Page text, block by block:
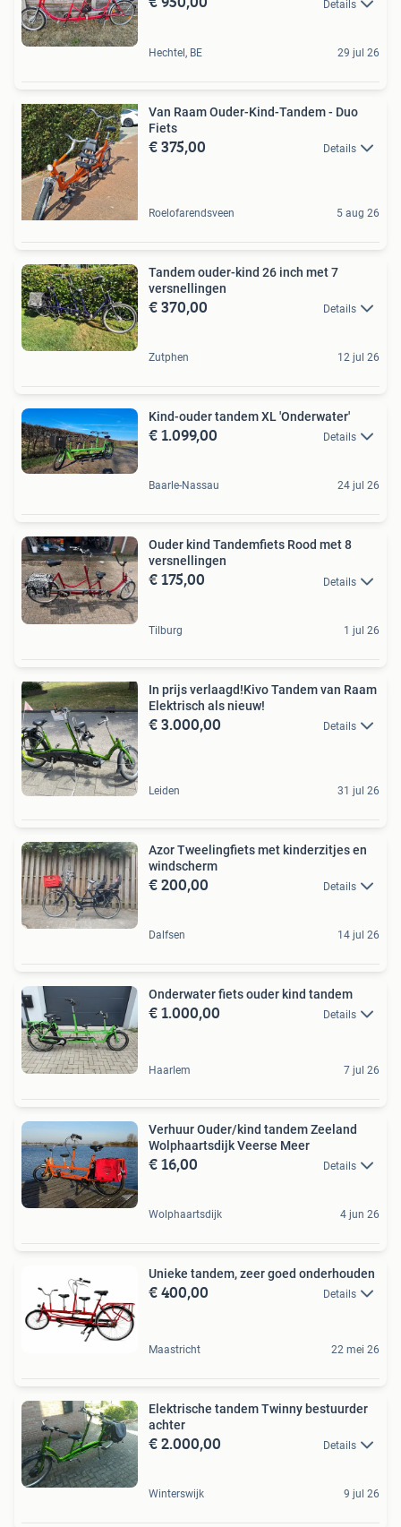
Details
Hechtel, BE 29 jul 26
Van Raam Ouder-Kind-Tandem - Duo
Fiets
€ 375,00 Details
Roelofarendsveen 5 aug 26
Tandem ouder-kind 26 inch met 7
versnellingen
€ 370,00 Details
Zutphen 12 jul 26
Kind-ouder tandem XL 'Onderwater'
€ 1.099,00 Details
Baarle-Nassau 24 jul 26
Ouder kind Tandemfiets Rood met 8
versnellingen
€ 175,00 Details
Tilburg 1 jul 26
In prijs verlaagd!Kivo Tandem van Raam
Elektrisch als nieuw!
€ 3.000,00 Details
Leiden 31 jul 26
Azor Tweelingfiets met kinderzitjes en
windscherm
€ 200,00 Details
Dalfsen 14 jul 26
Onderwater fiets ouder kind tandem
€ 1.000,00 Details
Haarlem 7 jul 26
Verhuur Ouder/kind tandem Zeeland
Wolphaartsdijk Veerse Meer
€ 16,00 Details
Wolphaartsdijk 4 jun 26
Unieke tandem, zeer goed onderhouden
€ 400,00 Details
Maastricht 22 mei 26
Elektrische tandem Twinny bestuurder
achter
€ 2.000,00 Details
Winterswijk 9 jul 26